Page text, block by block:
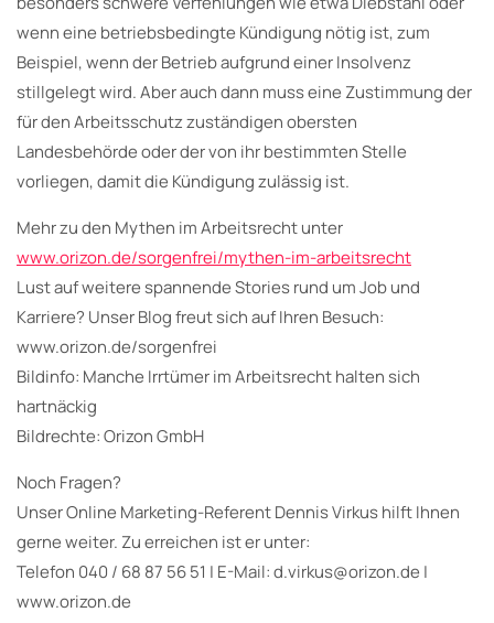
wenn eine betriebsbedingte Kündigung nötig ist, zum
Beispiel, wenn der Betrieb aufgrund einer Insolvenz
stillgelegt wird. Aber auch dann muss eine Zustimmung der
für den Arbeitsschutz zuständigen obersten
Landesbehörde oder der von ihr bestimmten Stelle
vorliegen, damit die Kündigung zulässig ist.
Mehr zu den Mythen im Arbeitsrecht unter
www.orizon.de/sorgenfrei/mythen-im-arbeitsrecht
Lust auf weitere spannende Stories rund um Job und
Karriere? Unser Blog freut sich auf Ihren Besuch:
www.orizon.de/sorgenfrei
Bildinfo: Manche Irrtümer im Arbeitsrecht halten sich
hartnäckig
Bildrechte: Orizon GmbH
Noch Fragen?
Unser Online Marketing-Referent Dennis Virkus hilft Ihnen
gerne weiter. Zu erreichen ist er unter:
Telefon 040 / 68 87 56 51 | E-Mail: d.virkus@orizon.de |
www.orizon.de